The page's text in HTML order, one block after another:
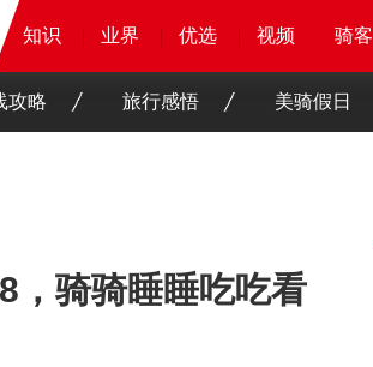
知识 业界 优选 骑客 论坛
知识 业界 优选 骑客 视频
知识 业界 优选 视频 骑客
知识 业界 优选 视频 骑客
攻略 旅行感悟 美骑假日
，骑骑睡睡吃吃看